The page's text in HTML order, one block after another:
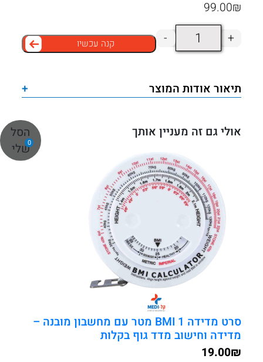
0
הסל
שלי
₪
99.00
+ כמות
של
גובה
לקיר
- קנה עכשיו
תיאור אודות המוצר +
אולי גם זה מעניין אותך
סרט מדידה BMI 1 מטר עם מחשבון מובנה –
מדידה וחישוב מדד גוף בקלות
₪
19.00